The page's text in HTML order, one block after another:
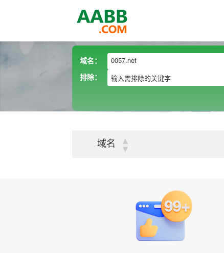
域名：
排除：
域名 ▲
▼